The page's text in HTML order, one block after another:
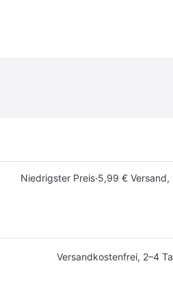
Niedrigster Preis·5,99 € Versand,
Versandkostenfrei, 2–4